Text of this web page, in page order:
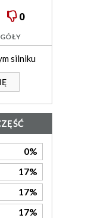
0
silniku
0%
17%
17%
17%